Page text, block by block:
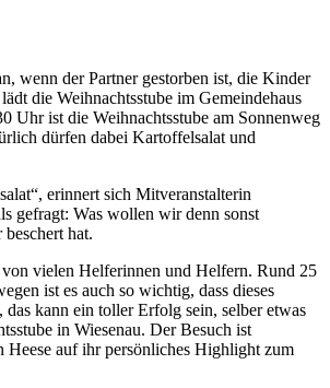
wenn der Partner gestorben ist, die Kinder
die Weihnachtsstube im Gemeindehaus
Uhr ist die Weihnachtsstube am Sonnenweg
dürfen dabei Kartoffelsalat und
erinnert sich Mitveranstalterin
gefragt: Was wollen wir denn sonst
hat.
vielen Helferinnen und Helfern. Rund 25
ist es auch so wichtig, dass dieses
kann ein toller Erfolg sein, selber etwas
in Wiesenau. Der Besuch ist
Heese auf ihr persönliches Highlight zum